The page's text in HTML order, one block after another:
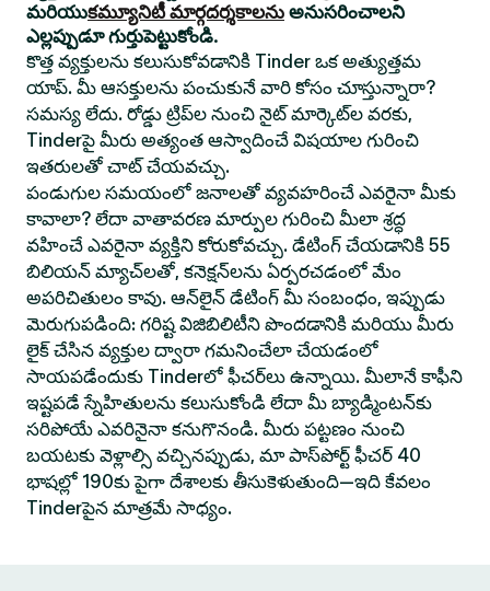
మరియుకమ్యూనిటీ మార్గదర్శకాలను అనుసరించాలని
ఎల్లప్పుడూ గుర్తుపెట్టుకోండి.
కొత్త వ్యక్తులను కలుసుకోవడానికి Tinder ఒక అత్యుత్తమ
యాప్. మీ ఆసక్తులను పంచుకునే వారి కోసం చూస్తున్నారా?
సమస్య లేదు. రోడ్డు ట్రిప్‌ల నుంచి నైట్ మార్కెట్‌ల వరకు,
Tinderపై మీరు అత్యంత ఆస్వాదించే విషయాల గురించి
ఇతరులతో చాట్ చేయవచ్చు.
పండుగుల సమయంలో జనాలతో వ్యవహరించే ఎవరైనా మీకు
కావాలా? లేదా వాతావరణ మార్పుల గురించి మీలా శ్రద్ధ
వహించే ఎవరైనా వ్యక్తిని కోరుకోవచ్చు. డేటింగ్ చేయడానికి 55
బిలియన్ మ్యాచ్‌లతో, కనెక్షన్‌లను ఏర్పరచడంలో మేం
అపరిచితులం కావు. ఆన్‌లైన్ డేటింగ్ మీ సంబంధం, ఇప్పుడు
మెరుగుపడింది: గరిష్ట విజిబిలిటీని పొందడానికి మరియు మీరు
లైక్ చేసిన వ్యక్తుల ద్వారా గమనించేలా చేయడంలో
సాయపడేందుకు Tinderలో ఫీచర్‌లు ఉన్నాయి. మీలానే కాఫీని
ఇష్టపడే స్నేహితులను కలుసుకోండి లేదా మీ బ్యాడ్మింటన్‌కు
సరిపోయే ఎవరినైనా కనుగొనండి. మీరు పట్టణం నుంచి
బయటకు వెళ్లాల్సి వచ్చినప్పుడు, మా పాస్‌పోర్ట్ ఫీచర్ 40
భాషల్లో 190కు పైగా దేశాలకు తీసుకెళుతుంది—ఇది కేవలం
Tinderపైన మాత్రమే సాధ్యం.